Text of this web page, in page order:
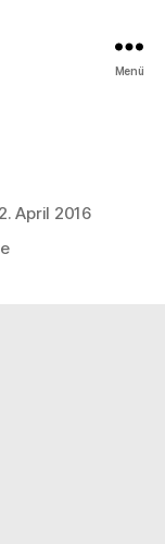
Menü
2. April 2016
zu